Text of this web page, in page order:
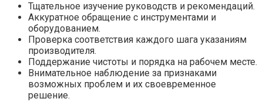
Тщательное изучение руководств и рекомендаций.
Аккуратное обращение с инструментами и
оборудованием.
Проверка соответствия каждого шага указаниям
производителя.
Поддержание чистоты и порядка на рабочем месте.
Внимательное наблюдение за признаками
возможных проблем и их своевременное
решение.